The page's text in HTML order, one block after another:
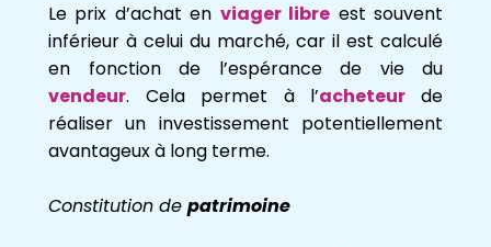
Le prix d’achat en viager libre est souvent
inférieur à celui du marché, car il est calculé
en fonction de l’espérance de vie du
vendeur. Cela permet à l’acheteur
de
réaliser un investissement potentiellement
avantageux à long terme.
Constitution de patrimoine